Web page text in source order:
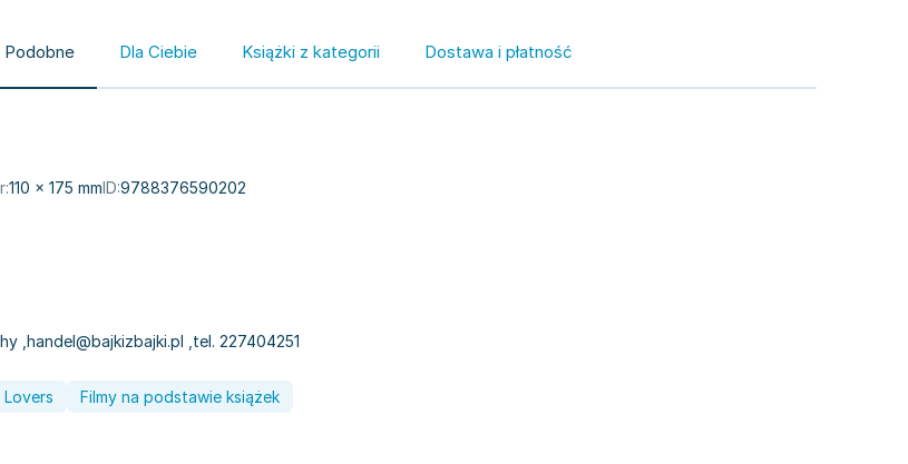
Podobne Dla Ciebie Książki z kategorii Dostawa i płatność
110 × 175 mmID:9788376590202
handel@bajkizbajki.pl tel. 227404251
Lovers Filmy na podstawie książek